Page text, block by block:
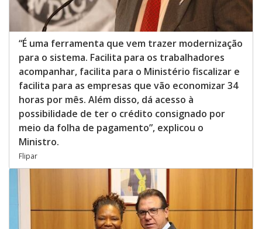
“É uma ferramenta que vem trazer modernização
para o sistema. Facilita para os trabalhadores
acompanhar, facilita para o Ministério fiscalizar e
facilita para as empresas que vão economizar 34
horas por mês. Além disso, dá acesso à
possibilidade de ter o crédito consignado por
meio da folha de pagamento”, explicou o
Ministro.
Flipar